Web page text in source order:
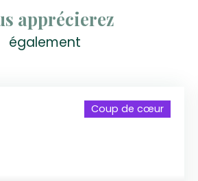
apprécierez
également
Coup de cœur